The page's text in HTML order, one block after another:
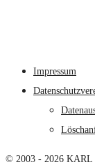
Impressum
© 2003 - 2026 KARL